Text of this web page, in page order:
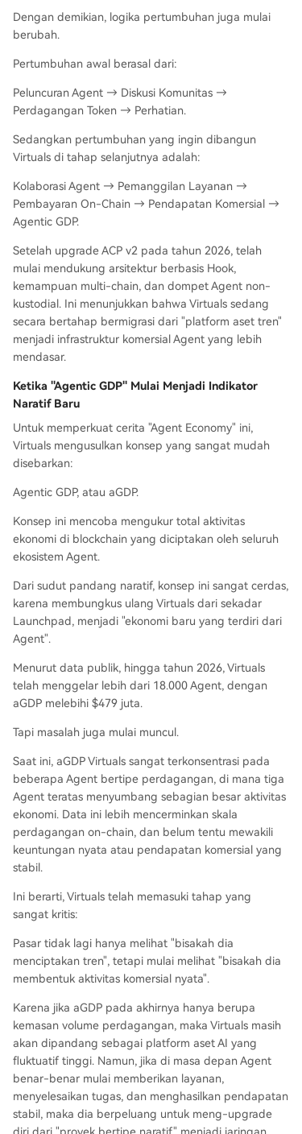
Dengan demikian, logika pertumbuhan juga mulai
berubah.
Pertumbuhan awal berasal dari:
Peluncuran Agent → Diskusi Komunitas →
Perdagangan Token → Perhatian.
Sedangkan pertumbuhan yang ingin dibangun
Virtuals di tahap selanjutnya adalah:
Kolaborasi Agent → Pemanggilan Layanan →
Pembayaran On-Chain → Pendapatan Komersial →
Agentic GDP.
Setelah upgrade ACP v2 pada tahun 2026, telah
mulai mendukung arsitektur berbasis Hook,
kemampuan multi-chain, dan dompet Agent non-
kustodial. Ini menunjukkan bahwa Virtuals sedang
secara bertahap bermigrasi dari "platform aset tren"
menjadi infrastruktur komersial Agent yang lebih
mendasar.
Ketika "Agentic GDP" Mulai Menjadi Indikator
Naratif Baru
Untuk memperkuat cerita "Agent Economy" ini,
Virtuals mengusulkan konsep yang sangat mudah
disebarkan:
Agentic GDP, atau aGDP.
Konsep ini mencoba mengukur total aktivitas
ekonomi di blockchain yang diciptakan oleh seluruh
ekosistem Agent.
Dari sudut pandang naratif, konsep ini sangat cerdas,
karena membungkus ulang Virtuals dari sekadar
Launchpad, menjadi "ekonomi baru yang terdiri dari
Agent".
Menurut data publik, hingga tahun 2026, Virtuals
telah menggelar lebih dari 18.000 Agent, dengan
aGDP melebihi $479 juta.
Tapi masalah juga mulai muncul.
Saat ini, aGDP Virtuals sangat terkonsentrasi pada
beberapa Agent bertipe perdagangan, di mana tiga
Agent teratas menyumbang sebagian besar aktivitas
ekonomi. Data ini lebih mencerminkan skala
perdagangan on-chain, dan belum tentu mewakili
keuntungan nyata atau pendapatan komersial yang
stabil.
Ini berarti, Virtuals telah memasuki tahap yang
sangat kritis:
Pasar tidak lagi hanya melihat "bisakah dia
menciptakan tren", tetapi mulai melihat "bisakah dia
membentuk aktivitas komersial nyata".
Karena jika aGDP pada akhirnya hanya berupa
kemasan volume perdagangan, maka Virtuals masih
akan dipandang sebagai platform aset AI yang
fluktuatif tinggi. Namun, jika di masa depan Agent
benar-benar mulai memberikan layanan,
menyelesaikan tugas, dan menghasilkan pendapatan
stabil, maka dia berpeluang untuk meng-upgrade